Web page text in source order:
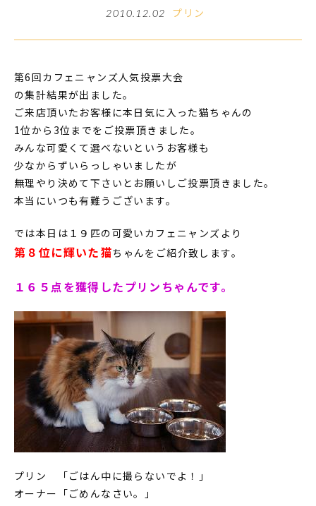
2010.12.02 プリン
第6回カフェニャンズ人気投票大会
の集計結果が出ました。
ご来店頂いたお客様に本日気に入った猫ちゃんの
1位から3位までをご投票頂きました。
みんな可愛くて選べないというお客様も
少なからずいらっしゃいましたが
無理やり決めて下さいとお願いしご投票頂きました。
本当にいつも有難うございます。
では本日は１９匹の可愛いカフェニャンズより
第８位に輝いた猫ちゃんをご紹介致します。
１６５点を獲得したプリンちゃんです。
プリン 「ごはん中に撮らないでよ！」
オーナー「ごめんなさい。」